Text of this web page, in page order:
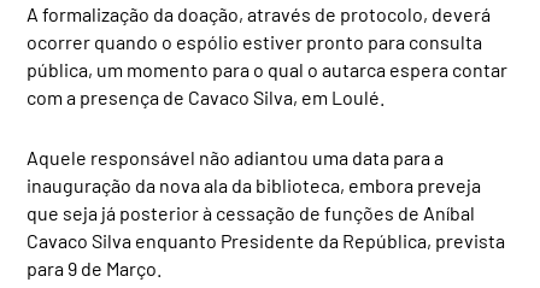
A formalização da doação, através de protocolo, deverá
ocorrer quando o espólio estiver pronto para consulta
pública, um momento para o qual o autarca espera contar
com a presença de Cavaco Silva, em Loulé.
Aquele responsável não adiantou uma data para a
inauguração da nova ala da biblioteca, embora preveja
que seja já posterior à cessação de funções de Aníbal
Cavaco Silva enquanto Presidente da República, prevista
para 9 de Março.